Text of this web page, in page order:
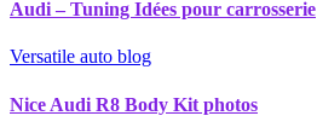
Audi – Tuning Idées pour carrosserie
Versatile auto blog
Nice Audi R8 Body Kit photos